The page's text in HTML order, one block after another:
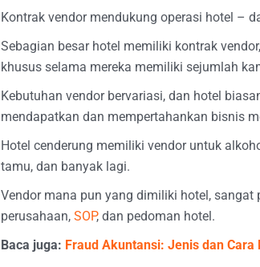
Kontrak vendor mendukung operasi hotel –
Sebagian besar hotel memiliki kontrak
khusus selama mereka memiliki sejumlah
Kebutuhan vendor bervariasi, dan hotel
mendapatkan dan mempertahankan bisnis
Hotel cenderung memiliki vendor untuk
tamu, dan banyak lagi.
Vendor mana pun yang dimiliki hotel,
perusahaan, SOP, dan pedoman hotel.
Baca juga: Fraud Akuntansi: Jenis dan